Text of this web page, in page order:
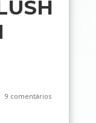
9 comentários